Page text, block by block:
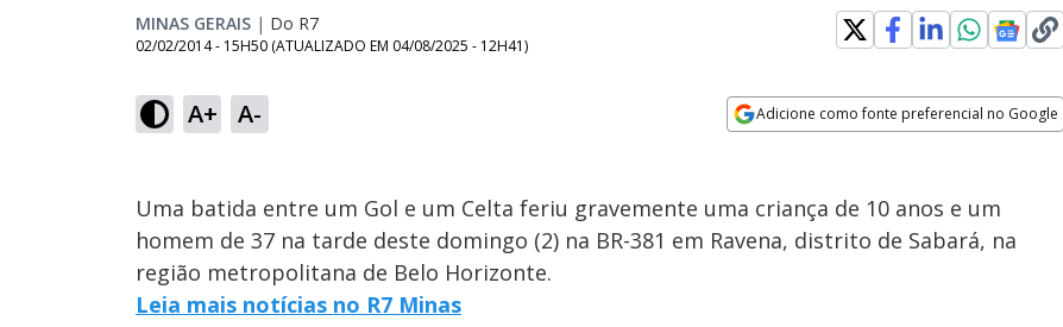
MINAS GERAIS | Do R7
02/02/2014 - 15H50 (ATUALIZADO EM 04/08/2025 - 12H41)
A+ A- Adicione como fonte preferencial no Google
Uma batida entre um Gol e um Celta feriu gravemente uma criança de 10 anos e um
homem de 37 na tarde deste domingo (2) na BR-381 em Ravena, distrito de Sabará, na
região metropolitana de Belo Horizonte.
Leia mais notícias no R7 Minas